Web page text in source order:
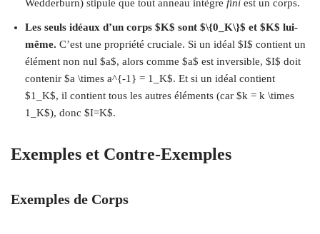
Wedderburn) stipule que tout anneau intègre fini est un corps.
Les seuls idéaux d’un corps $K$ sont $\{0_K\}$ et $K$ lui-
même. C’est une propriété cruciale. Si un idéal $I$ contient un
élément non nul $a$, alors comme $a$ est inversible, $I$ doit
contenir $a \times a^{-1} = 1_K$. Et si un idéal contient
$1_K$, il contient tous les autres éléments (car $k = k \times
1_K$), donc $I=K$.
Exemples et Contre-Exemples
Exemples de Corps